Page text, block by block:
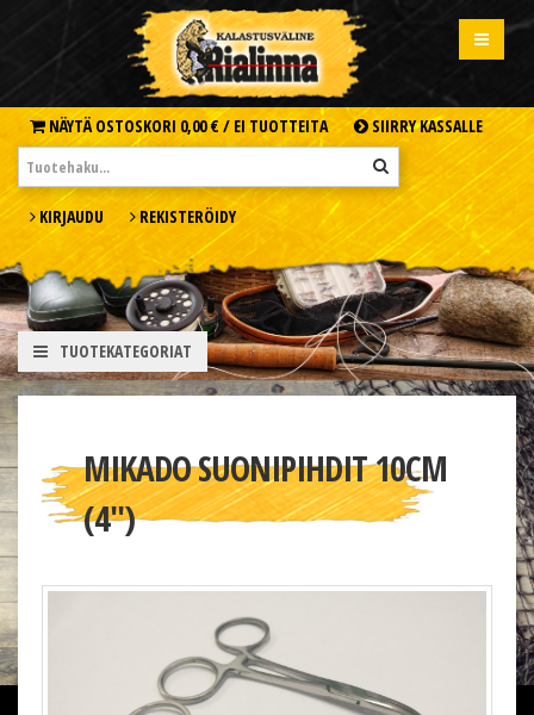
NÄYTÄ OSTOSKORI 0,00 € / EI TUOTTEITA SIIRRY KASSALLE
KIRJAUDU REKISTERÖIDY
TUOTEKATEGORIAT
MIKADO SUONIPIHDIT 10CM
(4'')